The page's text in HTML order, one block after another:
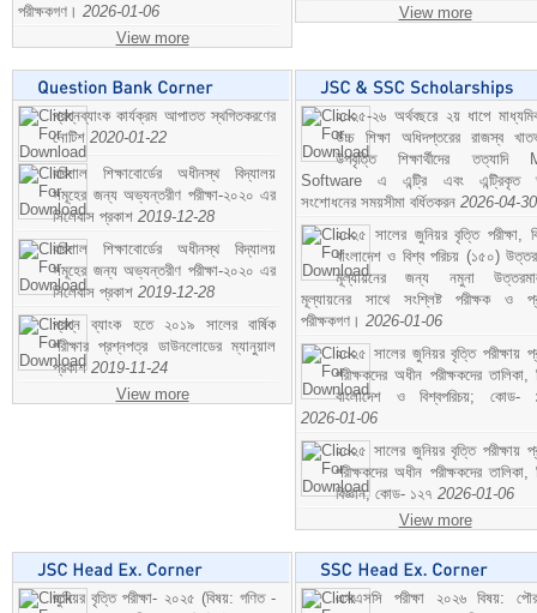
পরীক্ষকগণ। 2026-01-06
View more
View more
প্রশ্নব্যাংক কার্যক্রম আপাতত স্থগিতকরণের
নোটিশ 2020-01-22
বরিশাল শিক্ষাবোর্ডের অধীনস্থ বিদ্যালয়
সমূহের জন্য অভ্যন্তরীণ পরীক্ষা-২০২০ এর
সিলেবাস প্রকাশ 2019-12-28
বরিশাল শিক্ষাবোর্ডের অধীনস্থ বিদ্যালয়
সমূহের জন্য অভ্যন্তরীণ পরীক্ষা-২০২০ এর
সিলেবাস প্রকাশ 2019-12-28
প্রশ্ন ব্যাংক হতে ২০১৯ সালের বার্ষিক
পরীক্ষার প্রশ্নপত্র ডাউনলোডের ম্যানুয়াল
প্রকাশ 2019-11-24
View more
২০২৫-২৬ অর্থবছরে ২য় ধাপে
উচ্চ শিক্ষা অধিদপ্তরের রাজস্ব
উপবৃত্তি শিক্ষার্থীদের তত্যাদি
Software এ এন্ট্রি এবং এন্ট্রিকৃত
সংশোধনের সময়সীমা বর্ধিতকরন 2026-04-30
২০২৫ সালের জুনিয়র বৃত্তি পরীক্ষা,
বাংলাদেশ ও বিশ্ব পরিচয় (১৫০)
মূল্যায়নের জন্য নমুনা
মূল্যায়নের সাথে সংশ্লিষ্ট পরীক্ষক ও
পরীক্ষকগণ। 2026-01-06
২০২৫ সালের জুনিয়র বৃত্তি পরীক্ষায়
পরীক্ষকদের অধীন পরীক্ষকদের তালিকা,
বাংলাদেশ ও বিশ্বপরিচয়; কোড-
2026-01-06
২০২৫ সালের জুনিয়র বৃত্তি পরীক্ষায়
পরীক্ষকদের অধীন পরীক্ষকদের তালিকা,
বিজ্ঞান; কোড- ১২৭ 2026-01-06
View more
জুনিয়র বৃত্তি পরীক্ষা- ২০২৫ (বিষয়: গণিত -
এসএসসি পরীক্ষা ২০২৬ বিষয়: